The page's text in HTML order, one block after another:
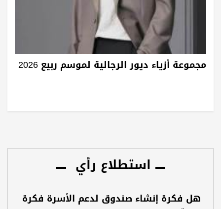
مجموعة أزياء ديور الرجالية لموسم ربيع 2026
استطلاع رأي
هل فكرة إنشاء صندوق لدعم الأسرة فكرة